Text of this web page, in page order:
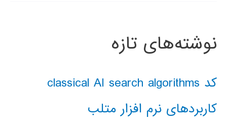
نوشته‌های تازه
کد classical AI search algorithms
کاربردهای نرم افزار متلب